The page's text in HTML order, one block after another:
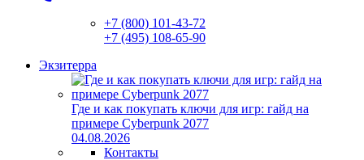
+7 (800) 101-43-72
+7 (495) 108-65-90
Экзитерра
Где и как покупать ключи для игр: гайд на
примере Cyberpunk 2077
04.08.2026
Контакты